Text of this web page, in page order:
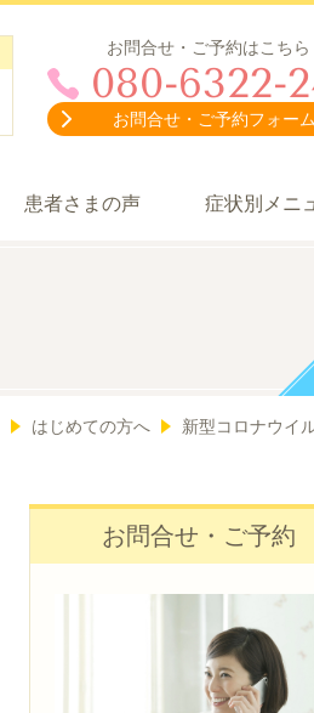
お問合せ・ご予約はこちら
080-6322-
お問合せ・ご予約フォーム
患者さまの声 症状別メニ
はじめての方へ 新型コロナウイ
お問合せ・ご予約